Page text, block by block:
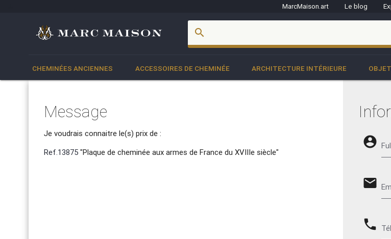
MarcMaison.art Le blog
search
CHEMINÉES ANCIENNES ACCESSOIRES DE CHEMINÉE ARCHITECTURE INTÉRIEURE
Message
Je voudrais connaitre le(s) prix de :
Ref.13875 "Plaque de cheminée aux armes de France du XVIIIe siècle"
account_circle
email
phone